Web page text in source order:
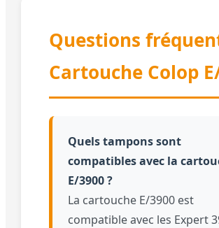
Questions
Cartouche Colop
Quels tampons sont
compatibles avec la
E/3900 ?
La cartouche E/3900 est
compatible avec les Expert